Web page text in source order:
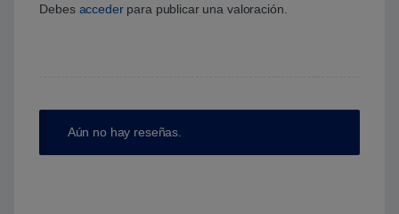
Debes accederpara publicar una valoración.
Aún no hay reseñas.